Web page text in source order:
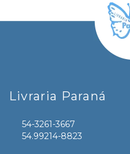
Livraria Paraná
54-3261-3667
54.99214-8823